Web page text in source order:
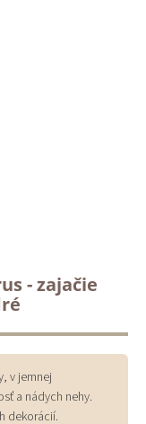
- zajačie
v jemnej
a nádych nehy.
dekorácií.